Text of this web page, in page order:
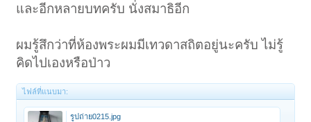
และอีกหลายบทครับ นั่งสมาธิอีก
ผมรู้สึกว่าที่ห้องพระผมมีเทวดาสถิตอยู่นะครับ ไม่รู้
คิดไปเองหรือป่าว
ไฟล์ที่แนบมา:
รูปถ่าย0215.jpg